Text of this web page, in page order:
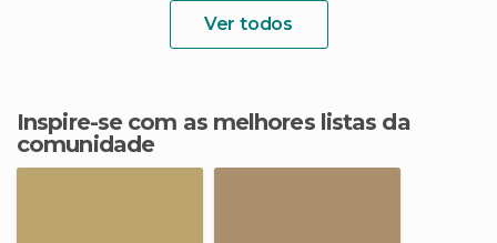
Ver todos
Inspire-se com as melhores listas da
comunidade